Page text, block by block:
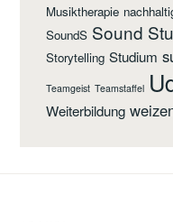
Musiktherapie
SoundS Sound
Storytelling Studium
Teamgeist Teamstaffel
Weiterbildung